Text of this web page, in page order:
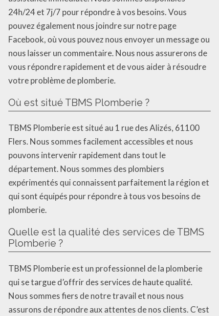
24h/24 et 7j/7 pour répondre à vos besoins. Vous
pouvez également nous joindre sur notre page
Facebook, où vous pouvez nous envoyer un message ou
nous laisser un commentaire. Nous nous assurerons de
vous répondre rapidement et de vous aider à résoudre
votre problème de plomberie.
Où est situé TBMS Plomberie ?
TBMS Plomberie est situé au 1 rue des Alizés, 61100
Flers. Nous sommes facilement accessibles et nous
pouvons intervenir rapidement dans tout le
département. Nous sommes des plombiers
expérimentés qui connaissent parfaitement la région et
qui sont équipés pour répondre à tous vos besoins de
plomberie.
Quelle est la qualité des services de TBMS
Plomberie ?
TBMS Plomberie est un professionnel de la plomberie
qui se targue d’offrir des services de haute qualité.
Nous sommes fiers de notre travail et nous nous
assurons de répondre aux attentes de nos clients. C’est